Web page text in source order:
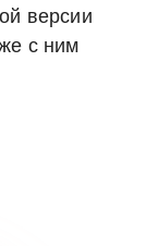
версии
с ним